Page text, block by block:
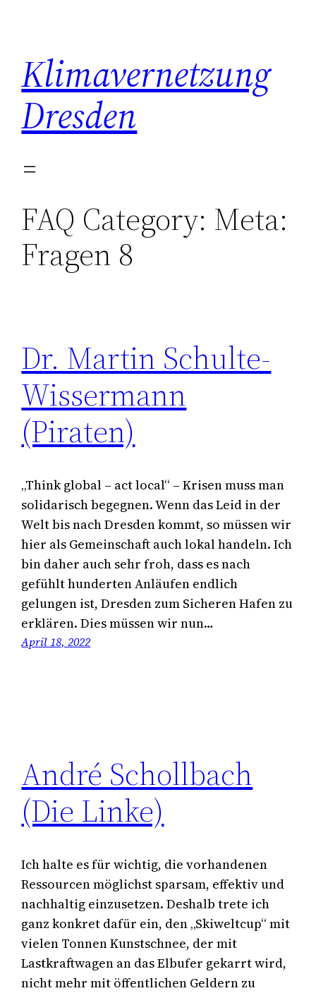
springen
Klimavernetzung
Dresden
FAQ Category: Meta:
Fragen 8
Dr. Martin Schulte-
Wissermann
(Piraten)
„Think global – act local“ – Krisen muss man
solidarisch begegnen. Wenn das Leid in der
Welt bis nach Dresden kommt, so müssen wir
hier als Gemeinschaft auch lokal handeln. Ich
bin daher auch sehr froh, dass es nach
gefühlt hunderten Anläufen endlich
gelungen ist, Dresden zum Sicheren Hafen zu
erklären. Dies müssen wir nun…
April 18, 2022
André Schollbach
(Die Linke)
Ich halte es für wichtig, die vorhandenen
Ressourcen möglichst sparsam, effektiv und
nachhaltig einzusetzen. Deshalb trete ich
ganz konkret dafür ein, den „Skiweltcup“ mit
vielen Tonnen Kunstschnee, der mit
Lastkraftwagen an das Elbufer gekarrt wird,
nicht mehr mit öffentlichen Geldern zu